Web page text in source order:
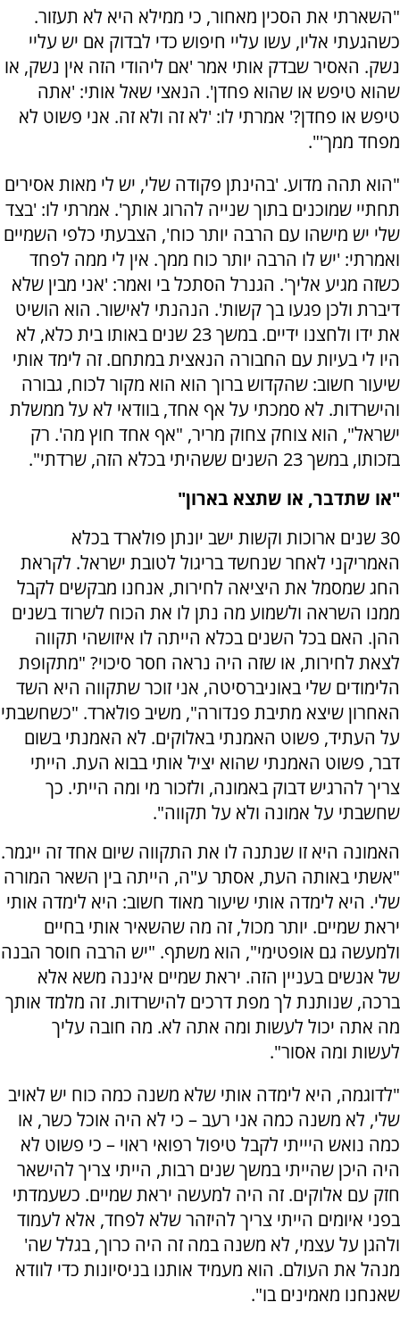
"השארתי את הסכין מאחור, כי ממילא היא לא תעזור.
כשהגעתי אליו, עשו עליי חיפוש כדי לבדוק אם יש עליי
נשק. האסיר שבדק אותי אמר 'אם ליהודי הזה אין נשק, או
שהוא טיפש או שהוא פחדן'. הנאצי שאל אותי: 'אתה
טיפש או פחדן?' אמרתי לו: 'לא זה ולא זה. אני פשוט לא
מפחד ממך'".
"הוא תהה מדוע. 'בהינתן פקודה שלי, יש לי מאות אסירים
תחתיי שמוכנים בתוך שנייה להרוג אותך'. אמרתי לו: 'בצד
שלי יש מישהו עם הרבה יותר כוח', הצבעתי כלפי השמיים
ואמרתי: 'יש לו הרבה יותר כוח ממך. אין לי ממה לפחד
כשזה מגיע אליך'. הגנרל הסתכל בי ואמר: 'אני מבין שלא
דיברת ולכן פגעו בך קשות'. הנהנתי לאישור. הוא הושיט
את ידו ולחצנו ידיים. במשך 23 שנים באותו בית כלא, לא
היו לי בעיות עם החבורה הנאצית במתחם. זה לימד אותי
שיעור חשוב: שהקדוש ברוך הוא הוא מקור לכוח, גבורה
והישרדות. לא סמכתי על אף אחד, בוודאי לא על ממשלת
ישראל", הוא צוחק צחוק מריר, "אף אחד חוץ מה'. רק
בזכותו, במשך 23 השנים ששהיתי בכלא הזה, שרדתי".
"או שתדבר, או שתצא בארון"
30 שנים ארוכות וקשות ישב יונתן פולארד בכלא
האמריקני לאחר שנחשד בריגול לטובת ישראל. לקראת
החג שמסמל את היציאה לחירות, אנחנו מבקשים לקבל
ממנו השראה ולשמוע מה נתן לו את הכוח לשרוד בשנים
ההן. האם בכל השנים בכלא הייתה לו איזושהי תקווה
לצאת לחירות, או שזה היה נראה חסר סיכוי? "מתקופת
הלימודים שלי באוניברסיטה, אני זוכר שתקווה היא השד
האחרון שיצא מתיבת פנדורה", משיב פולארד. "כשחשבתי
על העתיד, פשוט האמנתי באלוקים. לא האמנתי בשום
דבר, פשוט האמנתי שהוא יציל אותי בבוא העת. הייתי
צריך להרגיש דבוק באמונה, ולזכור מי ומה הייתי. כך
שחשבתי על אמונה ולא על תקווה".
האמונה היא זו שנתנה לו את התקווה שיום אחד זה ייגמר.
"אשתי באותה העת, אסתר ע"ה, הייתה בין השאר המורה
שלי. היא לימדה אותי שיעור מאוד חשוב: היא לימדה אותי
יראת שמיים. יותר מכול, זה מה שהשאיר אותי בחיים
ולמעשה גם אופטימי", הוא משתף. "יש הרבה חוסר הבנה
של אנשים בעניין הזה. יראת שמיים איננה משא אלא
ברכה, שנותנת לך מפת דרכים להישרדות. זה מלמד אותך
מה אתה יכול לעשות ומה אתה לא. מה חובה עליך
לעשות ומה אסור".
"לדוגמה, היא לימדה אותי שלא משנה כמה כוח יש לאויב
שלי, לא משנה כמה אני רעב – כי לא היה אוכל כשר, או
כמה נואש היייתי לקבל טיפול רפואי ראוי – כי פשוט לא
היה היכן שהייתי במשך שנים רבות, הייתי צריך להישאר
חזק עם אלוקים. זה היה למעשה יראת שמיים. כשעמדתי
בפני איומים הייתי צריך להיזהר שלא לפחד, אלא לעמוד
ולהגן על עצמי, לא משנה במה זה היה כרוך, בגלל שה'
מנהל את העולם. הוא מעמיד אותנו בניסיונות כדי לוודא
שאנחנו מאמינים בו".